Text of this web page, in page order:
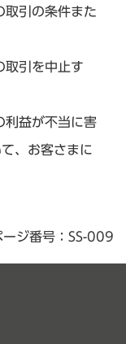
引の条件また
引を中止す
益が不当に害
、お客さまに
ージ番号：SS-009